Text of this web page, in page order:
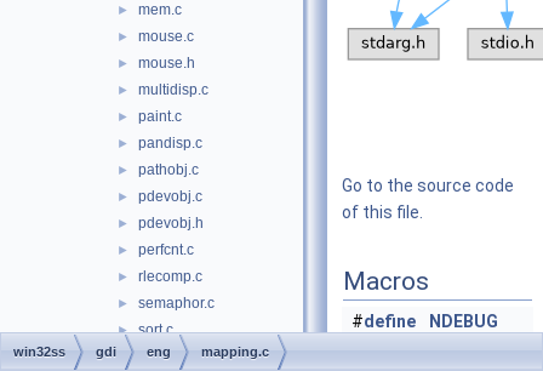
► mem.c
► mouse.c
► mouse.h
► multidisp.c
► paint.c
► pandisp.c
► pathobj.c
► pdevobj.c
► pdevobj.h
► perfcnt.c
► rlecomp.c
► semaphor.c
► sort.c
► stretchblt.c
Go to the source code
of this file.
Macros
#define NDEBUG
win32ss gdi eng mapping.c